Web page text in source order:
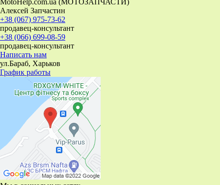
MotoHelp.com.ua (МОТОЗАПЧАСТИ)
Алексей Запчастин
+38 (067) 975-73-62
продавец-консультант
+38 (066) 699-08-59
продавец-консультант
Написать нам
ул.Бараб, Харьков
График работы